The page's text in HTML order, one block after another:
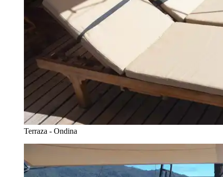
Terraza - Ondina